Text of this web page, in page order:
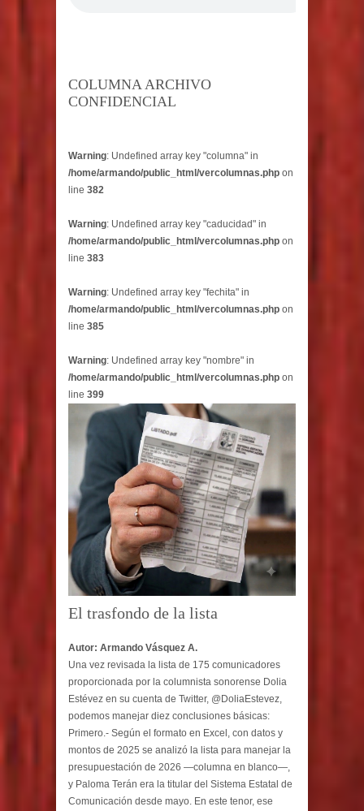
COLUMNA ARCHIVO
CONFIDENCIAL
Warning: Undefined array key "columna" in
/home/armando/public_html/vercolumnas.php on
line 382
Warning: Undefined array key "caducidad" in
/home/armando/public_html/vercolumnas.php on
line 383
Warning: Undefined array key "fechita" in
/home/armando/public_html/vercolumnas.php on
line 385
Warning: Undefined array key "nombre" in
/home/armando/public_html/vercolumnas.php on
line 399
El trasfondo de la lista
Autor: Armando Vásquez A.
Una vez revisada la lista de 175 comunicadores
proporcionada por la columnista sonorense Dolia
Estévez en su cuenta de Twitter, @DoliaEstevez,
podemos manejar diez conclusiones básicas:
Primero.- Según el formato en Excel, con datos y
montos de 2025 se analizó la lista para manejar la
presupuestación de 2026 —columna en blanco—,
y Paloma Terán era la titular del Sistema Estatal de
Comunicación desde mayo. En este tenor, ese